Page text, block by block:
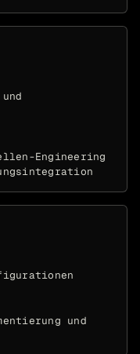
Engineering
und